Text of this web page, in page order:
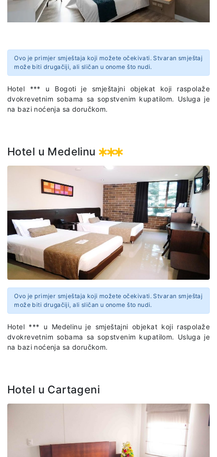
Ovo je primjer smještaja koji možete očekivati. Stvaran smještaj
može biti drugačiji, ali sličan u onome što nudi.
Hotel *** u Bogoti
je smještajni objekat koji raspolaže
dvokrevetnim sobama sa sopstvenim kupatilom. Usluga je
na bazi noćenja sa doručkom.
Hotel u Medelinu
Ovo je primjer smještaja koji možete očekivati. Stvaran smještaj
može biti drugačiji, ali sličan u onome što nudi.
Hotel *** u Medelinu je smještajni objekat koji raspolaže
dvokrevetnim sobama sa sopstvenim kupatilom. Usluga je
na bazi noćenja sa doručkom.
Hotel u Cartageni